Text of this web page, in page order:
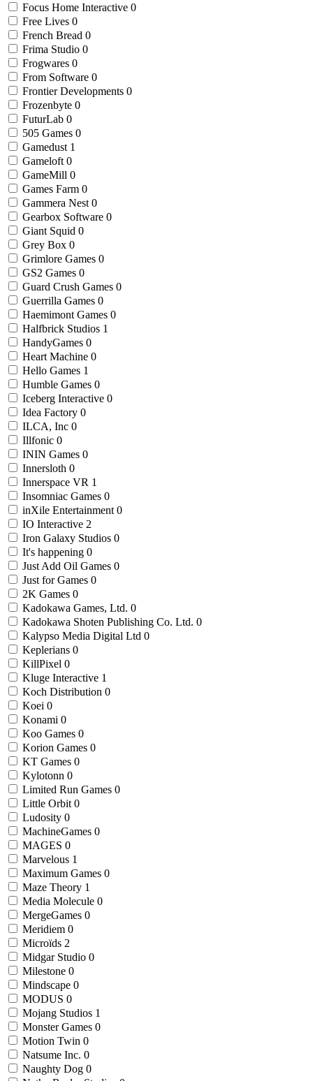
Focus Home Interactive 0
Free Lives 0
French Bread 0
Frima Studio 0
Frogwares 0
From Software 0
Frontier Developments 0
Frozenbyte 0
FuturLab 0
505 Games 0
Gamedust 1
Gameloft 0
GameMill 0
Games Farm 0
Gammera Nest 0
Gearbox Software 0
Giant Squid 0
Grey Box 0
Grimlore Games 0
GS2 Games 0
Guard Crush Games 0
Guerrilla Games 0
Haemimont Games 0
Halfbrick Studios 1
HandyGames 0
Heart Machine 0
Hello Games 1
Humble Games 0
Iceberg Interactive 0
Idea Factory 0
ILCA, Inc 0
Illfonic 0
ININ Games 0
Innersloth 0
Innerspace VR 1
Insomniac Games 0
inXile Entertainment 0
IO Interactive 2
Iron Galaxy Studios 0
It's happening 0
Just Add Oil Games 0
Just for Games 0
2K Games 0
Kadokawa Games, Ltd. 0
Kadokawa Shoten Publishing Co. Ltd. 0
Kalypso Media Digital Ltd 0
Keplerians 0
KillPixel 0
Kluge Interactive 1
Koch Distribution 0
Koei 0
Konami 0
Koo Games 0
Korion Games 0
KT Games 0
Kylotonn 0
Limited Run Games 0
Little Orbit 0
Ludosity 0
MachineGames 0
MAGES 0
Marvelous 1
Maximum Games 0
Maze Theory 1
Media Molecule 0
MergeGames 0
Meridiem 0
Microïds 2
Midgar Studio 0
Milestone 0
Mindscape 0
MODUS 0
Mojang Studios 1
Monster Games 0
Motion Twin 0
Natsume Inc. 0
Naughty Dog 0